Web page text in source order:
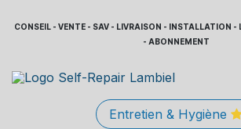
CONSEIL - VENTE - SAV - LIVRAISON - INSTALLATION
- ABONNEMENT
Entretien & Hygiène